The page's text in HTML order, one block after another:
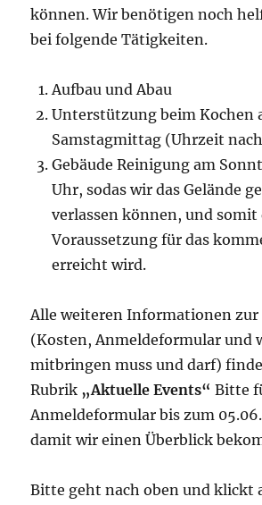
können. Wir benötigen noch
bei folgende Tätigkeiten.
Aufbau und Abau
Unterstützung beim Kochen
Samstagmittag (Uhrzeit
Gebäude Reinigung am
Uhr, sodas wir das Gelände
verlassen können, und somit
Voraussetzung für das
erreicht wird.
Alle weiteren Informationen zur
(Kosten, Anmeldeformular und
mitbringen muss und darf)
Rubrik „Aktuelle Events“ Bitte
Anmeldeformular bis zum
damit wir einen Überblick
Bitte geht nach oben und klickt